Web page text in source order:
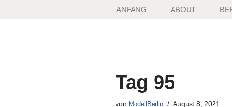
ANFANG ABOUT
Tag 95
von ModellBerlin August 8, 2021